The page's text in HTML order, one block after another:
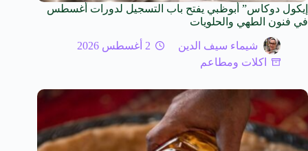
إيكول دوكاس” أبوظبي يفتح باب التسجيل لدورات أغسطس
في فنون الطهي والحلويات
شيماء سيف الدين
2 أغسطس 2026
اكلات ومطاعم